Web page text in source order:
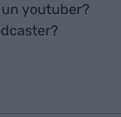
un youtuber?